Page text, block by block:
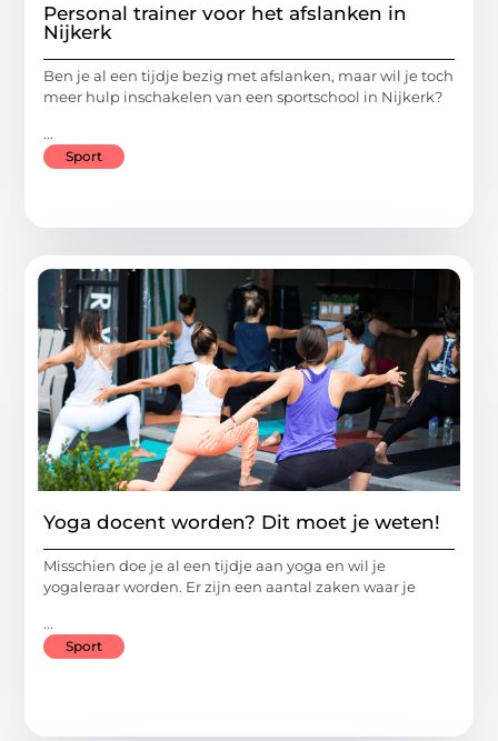
Personal trainer voor het afslanken in
Nijkerk
Ben je al een tijdje bezig met afslanken, maar wil je toch
meer hulp inschakelen van een sportschool in Nijkerk?
...
Sport
Yoga docent worden? Dit moet je weten!
Misschien doe je al een tijdje aan yoga en wil je
yogaleraar worden. Er zijn een aantal zaken waar je
...
Sport